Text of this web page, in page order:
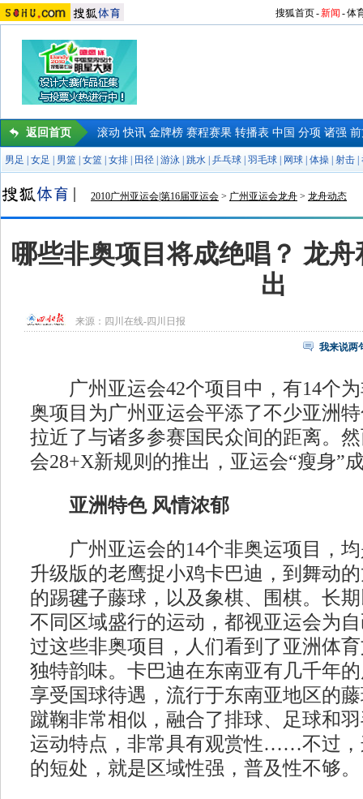
搜狐首页-新闻 -体
返回首页 滚动 快讯 金牌榜 赛程赛果 转播表 中国 分项 诸强
男足 女足 男篮 女篮 女排 田径 游泳 跳水 乒乓球 羽毛球 网球 体操 射击
2010广州亚运会|第16届亚运会 > 广州亚运会龙舟 > 龙舟动态
哪些非奥项目将成绝唱？ 龙
出
来源： 四川在线-四川日报
我来说两
广州亚运会42个项目中，有14个为
奥项目为广州亚运会平添了不少亚洲
拉近了与诸多参赛国民众间的距离。
会28+X新规则的推出，亚运会“瘦身”
亚洲特色 风情浓郁
广州亚运会的14个非奥运项目，均
升级版的老鹰捉小鸡卡巴迪，到舞动
的踢毽子藤球，以及象棋、围棋。长
不同区域盛行的运动，都视亚运会为
过这些非奥项目，人们看到了亚洲体
独特韵味。卡巴迪在东南亚有几千年
享受国球待遇，流行于东南亚地区的
蹴鞠非常相似，融合了排球、足球和
运动特点，非常具有观赏性……不过，
的短处，就是区域性强，普及性不够。